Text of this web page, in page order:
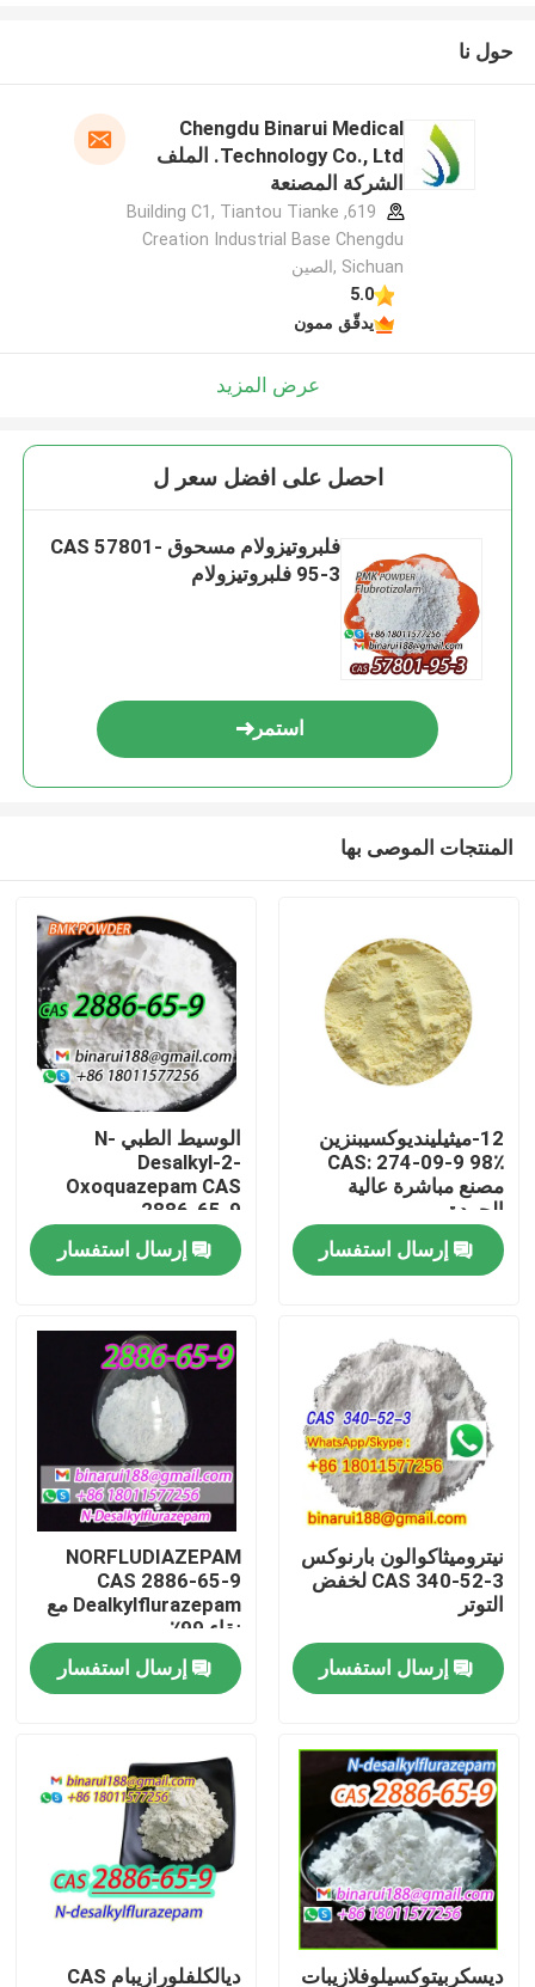
المنتجات
فيديوهات
معلومات عنا
جولة في المعمل
رقابة جودة
اطلب اقتباس
المواد الخام الكيميائية اليومية
المواد الكيميائية غير العضوية المواد الخام
الوسطيات الكيميائية الدقيقة
حول نا
Chengdu Binarui Medical
Technology Co., Ltd. الملف
الشركة المصنعة
619, Building C1, Tiantou Tianke
Creation Industrial Base Chengdu
Sichuan ,الصين
5.0
يدقّق ممون
عرض المزيد
احصل على افضل سعر ل
فلبروتيزولام مسحوق CAS 57801-
95-3 فلبروتيزولام
استمر
المنتجات الموصى بها
12-ميثيلينديوكسيبنزين
CAS: 274-09-9 98٪
مصنع مباشرة عالية
الجودة
إرسال استفسار
الوسيط الطبي N-
Desalkyl-2-
Oxoquazepam CAS
2886-65-9
صلب نظيف في شكل
صلب
إرسال استفسار
نيتروميثاكوالون بارنوكس
CAS 340-52-3 لخفض
التوتر
إرسال استفسار
NORFLUDIAZEPAM
CAS 2886-65-9
Dealkylflurazepam مع
نقاء 99٪
إرسال استفسار
ديسكربيتوكسيلوفلازيبات ديالكلفلورازيبام CAS